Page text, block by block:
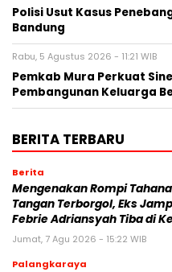
Polisi Usut Kasus
Bandung
Rabu, 5 Agustus 2026 - 11:21 WIB
Pemkab Mura Perkuat
Pembangunan Keluarga
BERITA TERBARU
Berita
Mengenakan Rompi
Tangan Terborgol, Eks
Febrie Adriansyah Tiba di
Jumat, 7 Agu 2026 - 15:22 WIB
Palangkaraya